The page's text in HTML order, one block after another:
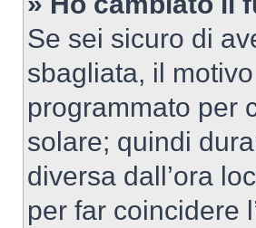
Se sei sicuro di
sbagliata, il
programmato per
solare; quindi
diversa dall’ora
per far coincidere